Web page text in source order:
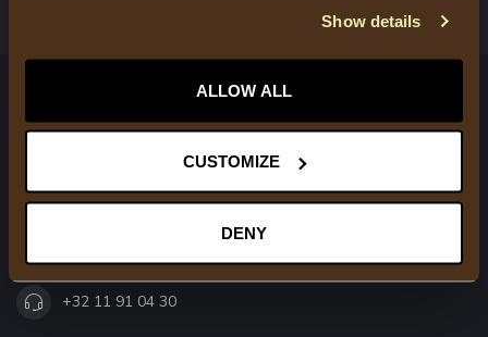
Show details
ALLOW ALL
CUSTOMIZE
DENY
COURAGE
Molenweg 79
+32 11 91 04 30